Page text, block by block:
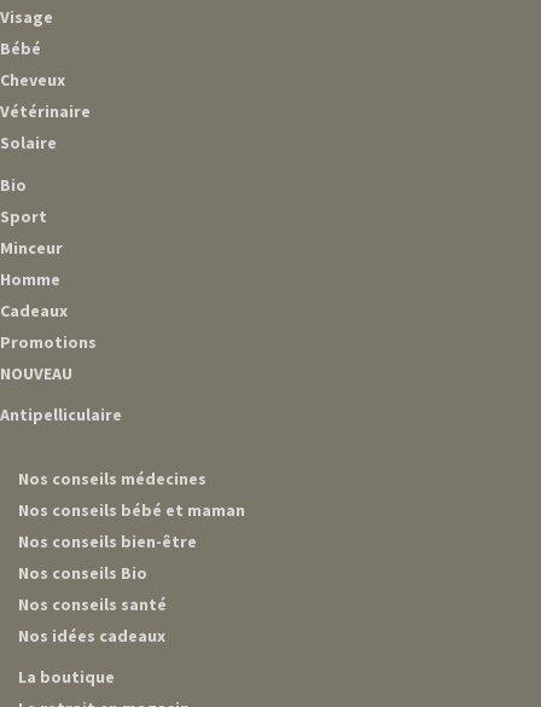
Visage
Bébé
Cheveux
Vétérinaire
Solaire
Bio
Sport
Minceur
Homme
Cadeaux
Promotions
NOUVEAU
Antipelliculaire
Nos conseils médecines
Nos conseils bébé et maman
Nos conseils bien-être
Nos conseils Bio
Nos conseils santé
Nos idées cadeaux
La boutique